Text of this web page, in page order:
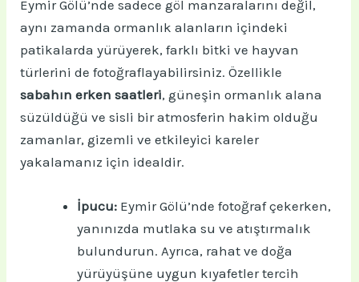
Eymir Gölü’nde sadece göl manzaralarını değil,
aynı zamanda ormanlık alanların içindeki
patikalarda yürüyerek, farklı bitki ve hayvan
türlerini de fotoğraflayabilirsiniz. Özellikle
sabahın erken saatleri, güneşin ormanlık alana
süzüldüğü ve sisli bir atmosferin hakim olduğu
zamanlar, gizemli ve etkileyici kareler
yakalamanız için idealdir.
İpucu: Eymir Gölü’nde fotoğraf çekerken,
yanınızda mutlaka su ve atıştırmalık
bulundurun. Ayrıca, rahat ve doğa
yürüyüşüne uygun kıyafetler tercih